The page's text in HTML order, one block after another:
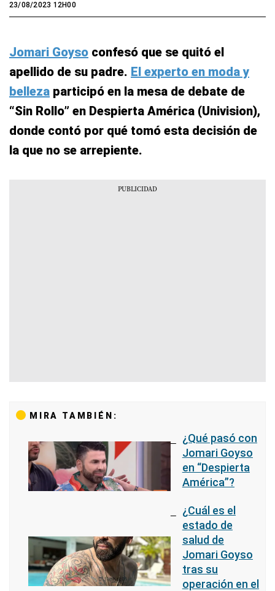
23/08/2023 12H00
Jomari Goyso confesó que se quitó el
apellido de su padre. El experto en moda y
belleza participó en la mesa de debate de
“Sin Rollo” en Despierta América (Univision),
donde contó por qué tomó esta decisión de
la que no se arrepiente.
MIRA TAMBIÉN:
¿Qué pasó con
Jomari Goyso
en “Despierta
América”?
¿Cuál es el
estado de
salud de
Jomari Goyso
tras su
operación en el